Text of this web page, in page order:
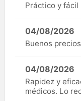
Práctico y fácil
04/08/2026
Buenos
04/08/2026
Rapidez y
médicos. Lo